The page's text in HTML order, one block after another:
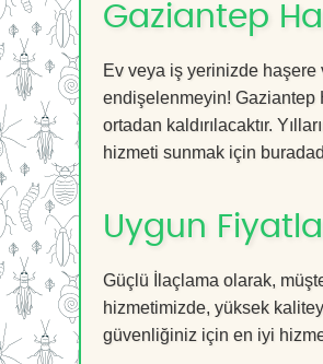
Gaziantep
Ev veya iş yerinizde haşere
endişelenmeyin! Gaziantep
ortadan kaldırılacaktır.
hizmeti sunmak için
Uygun
Güçlü İlaçlama olarak,
hizmetimizde, yüksek
güvenliğiniz için en iyi